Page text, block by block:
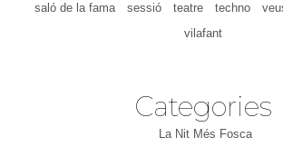
saló de la fama
sessió teatre techno
vilafant
Categories
La Nit Més Fosca